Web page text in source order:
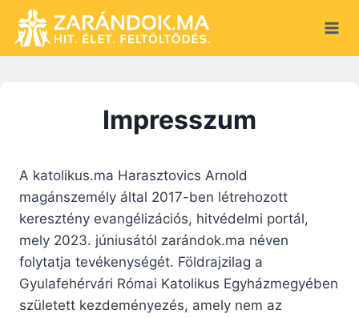
i
Impresszum
A katolikus.ma Harasztovics Arnold
magánszemély által 2017-ben létrehozott
keresztény evangélizációs, hitvédelmi portál,
mely 2023. júniusától zarándok.ma néven
folytatja tevékenységét. Földrajzilag a
Gyulafehérvári Római Katolikus Egyházmegyében
született kezdeményezés, amely nem az